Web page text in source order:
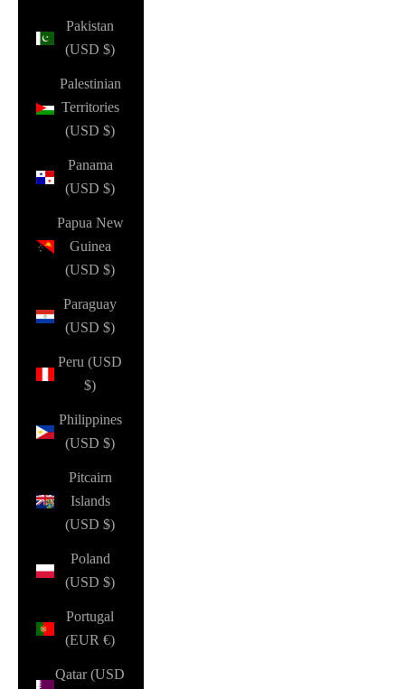
Pakistan
(USD $)
Palestinian
Territories
(USD $)
Panama
(USD $)
Papua New
Guinea
(USD $)
Paraguay
(USD $)
Peru (USD
$)
Philippines
(USD $)
Pitcairn
Islands
(USD $)
Poland
(USD $)
Portugal
(EUR €)
Qatar (USD